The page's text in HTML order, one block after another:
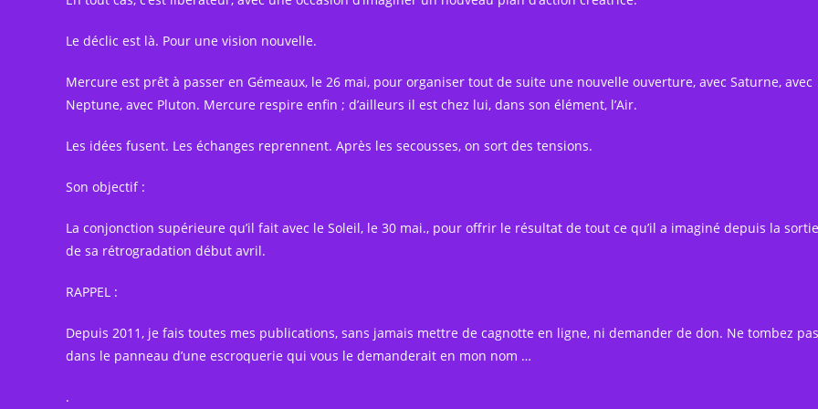
Le déclic est là. Pour une vision nouvelle.
Mercure est prêt à passer en Gémeaux, le 26 mai, pour organiser tout de suite une nouvelle ouverture, avec Saturne, avec
Neptune, avec Pluton. Mercure respire enfin ; d’ailleurs il est chez lui, dans son élément, l’Air.
Les idées fusent. Les échanges reprennent. Après les secousses, on sort des tensions.
Son objectif :
La conjonction supérieure qu’il fait avec le Soleil, le 30 mai., pour offrir le résultat de tout ce qu’il a imaginé depuis la sortie
de sa rétrogradation début avril.
RAPPEL :
Depuis 2011, je fais toutes mes publications, sans jamais mettre de cagnotte en ligne, ni demander de don. Ne tombez pas
dans le panneau d’une escroquerie qui vous le demanderait en mon nom …
.